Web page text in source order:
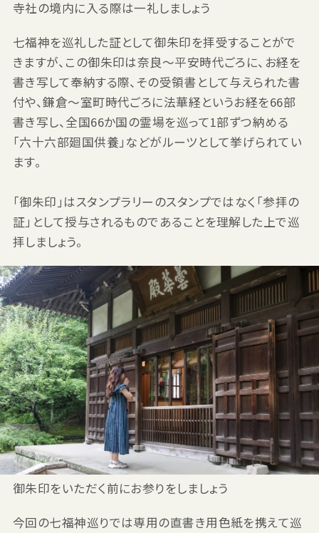
寺社の境内に入る際は一礼しましょう
七福神を巡礼した証として御朱印を拝受することがで
きますが、この御朱印は奈良～平安時代ごろに、お経を
書き写して奉納する際、その受領書として与えられた書
付や、鎌倉〜室町時代ごろに法華経というお経を66部
書き写し、全国66か国の霊場を巡って1部ずつ納める
「六十六部廻国供養」などがルーツとして挙げられてい
ます。
「御朱印」はスタンプラリーのスタンプではなく「参拝の
証」として授与されるものであることを理解した上で巡
拝しましょう。
御朱印をいただく前にお参りをしましょう
今回の七福神巡りでは専用の直書き用色紙を携えて巡